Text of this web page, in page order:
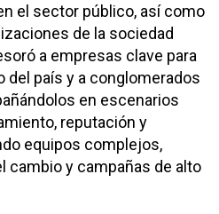
el sector público, así como
de la sociedad
a empresas clave para
del país y a conglomerados
en escenarios
reputación y
equipos complejos,
cambio y campañas de alto